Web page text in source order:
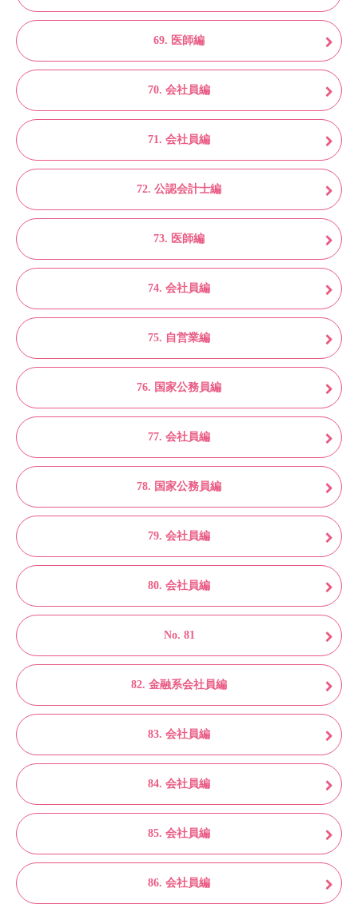
69. 医師編
70. 会社員編
71. 会社員編
72. 公認会計士編
73. 医師編
74. 会社員編
75. 自営業編
76. 国家公務員編
77. 会社員編
78. 国家公務員編
79. 会社員編
80. 会社員編
No. 81
82. 金融系会社員編
83. 会社員編
84. 会社員編
85. 会社員編
86. 会社員編